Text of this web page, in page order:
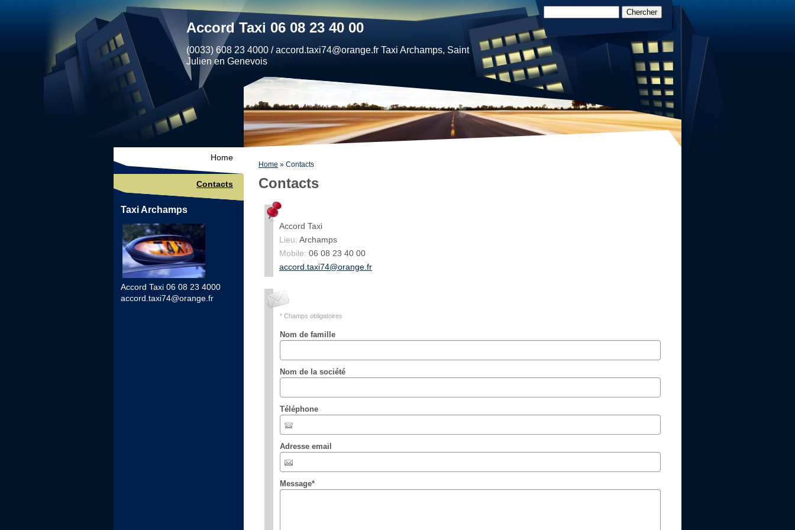
Accord Taxi 06 08 23 40 00
(0033) 608 23 4000 / accord.taxi74@orange.fr Taxi Archamps, Saint
Julien en Genevois
Home » Contacts
Contacts
Accord Taxi
Lieu: Archamps
Mobile: 06 08 23 40 00
accord.taxi74@orange.fr
* Champs obligatoires
Nom de famille
Nom de la société
Téléphone
Adresse email
Message*
Home
Contacts
Taxi Archamps
Accord Taxi 06 08 23 4000
accord.taxi74@orange.fr